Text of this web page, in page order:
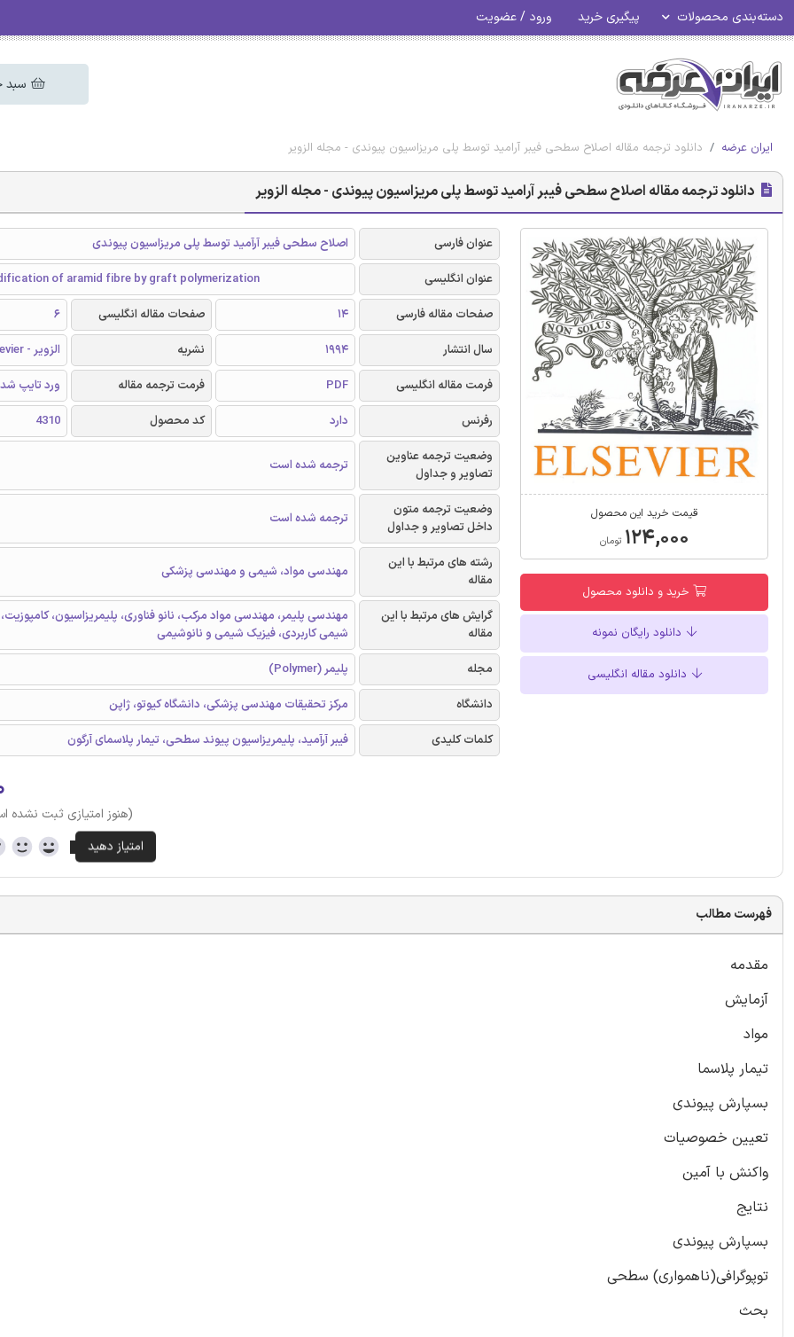
دسته‌بندی محصولات پیگیری خرید ورود / عضویت
سبد
ایران عرضه دانلود ترجمه مقاله اصلاح سطحی فیبر آرامید توسط پلی مریزاسیون پیوندی - مجله الزویر
دانلود ترجمه مقاله اصلاح سطحی فیبر آرامید توسط پلی مریزاسیون پیوندی - مجله الزویر
قیمت خرید این محصول
۱۲۴,۰۰۰ تومان
خرید و دانلود محصول
دانلود رایگان نمونه
دانلود مقاله انگلیسی
عنوان فارسی
اصلاح سطحی فیبر آرآمید توسط پلی مریزاسیون پیوندی
عنوان انگلیسی
of aramid fibre by graft polymerization
صفحات مقاله فارسی
14 صفحات مقاله انگلیسی
6
سال انتشار
1994 نشریه
الزویر - Elsevier
فرمت مقاله انگلیسی
PDF فرمت ترجمه مقاله
ورد تایپ
رفرنس
دارد کد محصول
4310
وضعیت ترجمه عناوین
تصاویر و جداول
ترجمه شده است
وضعیت ترجمه متون
داخل تصاویر و جداول
ترجمه شده است
رشته های مرتبط با این
مقاله
مهندسی مواد، شیمی و مهندسی پزشکی
گرایش های مرتبط با این
مقاله
مهندسی پلیمر، مهندسی مواد مرکب، نانو فناوری، پلیمریزاسیون،
شیمی کاربردی، فیزیک شیمی و نانوشیمی
مجله
پلیمر (Polymer)
دانشگاه
مرکز تحقیقات مهندسی پزشکی، دانشگاه کیوتو، ژاپن
کلمات کلیدی
فیبر آرآمید، پلیمریزاسیون پیوند سطحی، تیمار پلاسمای آرگون
(هنوز امتیازی ثبت نشده
فهرست مطالب
مقدمه
آزمایش
مواد
تیمار پلاسما
بسپارش پیوندی
تعیین خصوصیات
واکنش با آمین
نتایج
بسپارش پیوندی
توپوگرافی(ناهمواری) سطحی
بحث